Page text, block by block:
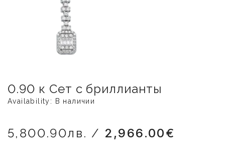
0.90 к Сет с бриллианты
Availability: В наличии
5,800.90лв. / 2,966.00€